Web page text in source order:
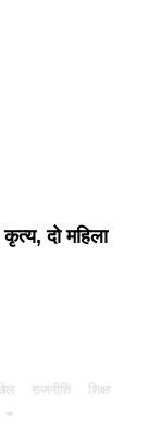
दो महिला
राजनीति
शिक्षा